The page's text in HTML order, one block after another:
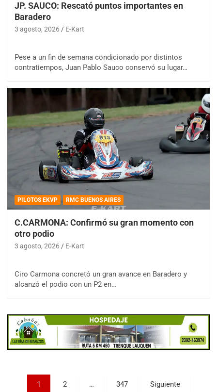
JP. SAUCO: Rescató puntos importantes en
Baradero
3 agosto, 2026 E-Kart
Pese a un fin de semana condicionado por distintos
contratiempos, Juan Pablo Sauco conservó su lugar…
PILOTOS EKVP RMC BUENOS AIRES
C.CARMONA: Confirmó su gran momento con
otro podio
3 agosto, 2026 E-Kart
Ciro Carmona concretó un gran avance en Baradero y
alcanzó el podio con un P2 en…
Paginación
1 2 … 347 Siguiente
08/09-AGO
KDO - F6
Ciudad de Trenque Lauquen (Asfalto)
Trenque Lauquen (Buenos Aires)
Villaguay (Entre Ríos)